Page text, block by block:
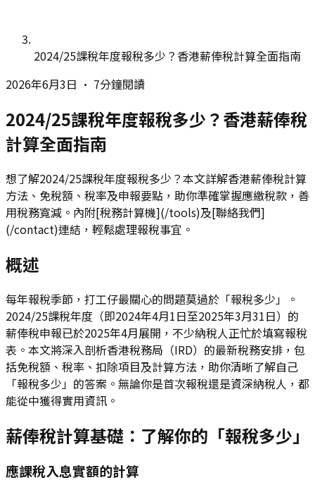
2024/25課稅年度報稅多少？香港薪俸稅計算全面指南
2026年6月3日 • 7分鐘閱讀
2024/25課稅年度報稅多少？香港薪俸稅
計算全面指南
想了解2024/25課稅年度報稅多少？本文詳解香港薪俸稅計算
方法、免稅額、稅率及申報要點，助你準確掌握應繳稅款，善
用稅務寬減。內附[稅務計算機](/tools)及[聯絡我們]
(/contact)連結，輕鬆處理報稅事宜。
概述
每年報稅季節，打工仔最關心的問題莫過於「報稅多少」。
2024/25課稅年度（即2024年4月1日至2025年3月31日）的
薪俸稅申報已於2025年4月展開，不少納稅人正忙於填寫報稅
表。本文將深入剖析香港稅務局（IRD）的最新稅務安排，包
括免稅額、稅率、扣除項目及計算方法，助你清晰了解自己
「報稅多少」的答案。無論你是首次報稅還是資深納稅人，都
能從中獲得實用資訊。
薪俸稅計算基礎：了解你的「報稅多少」
應課稅入息實額的計算